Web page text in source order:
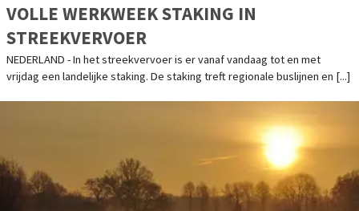
VOLLE WERKWEEK STAKING IN
STREEKVERVOER
NEDERLAND - In het streekvervoer is er vanaf vandaag tot en met
vrijdag een landelijke staking. De staking treft regionale buslijnen en [...]